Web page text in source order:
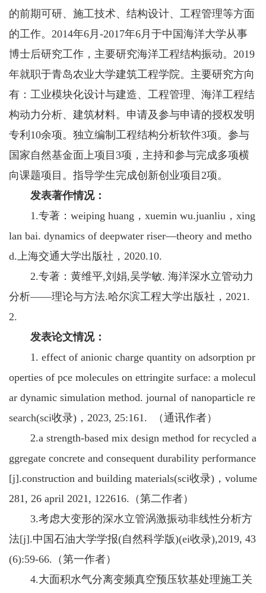
的前期可研、施工技术、结构设计、工程管理等方面
的工作。2014年6月-2017年6月于中国海洋大学从事
博士后研究工作 ， 主要研究海洋工程结构振动。 2019
年就职于青岛农业大学建筑工程学院。主要研究方向
有： 工业模块化设计与建造、工程管理、海洋工程结
构动力分析、建筑材料。申请及参与申请的授权发明
专利 10余项。 独立编制工程结构分析软件3项。参与
国家自然基金面上项目3项，主持和参与完成多项横
向课题项目 。 指导学生完成创新创业项目 2项。
发表著作情况：
1.专著：weiping huang，xuemin wu.juanliu，xing
lan bai. dynamics of deepwater riser—theory and metho
d.上海交通大学出版社， 2020.10.
2.专著：黄维平,刘娟,吴学敏. 海洋深水立管动力
分析——理论与方法.哈尔滨工程大学出版社，2021.
2.
发表论文情况：
1. effect of anionic charge quantity on adsorption pr
operties of pce molecules on ettringite surface: a molecul
ar dynamic simulation method. journal of nanoparticle re
search(sci收录)，2023, 25:161. （通讯作者）
2.a strength-based mix design method for recycled a
ggregate concrete and consequent durability performance
[j].construction and building materials(sci收录)，volume
281, 26 april 2021, 122616.（第二作者）
3.考虑大变形的深水立管涡激振动非线性分析方
法[j].中国石油大学学报(自然科学版)(ei收录),2019, 43
(6):59-66.（第一作者）
4.大面积水气分离变频真空预压软基处理施工关